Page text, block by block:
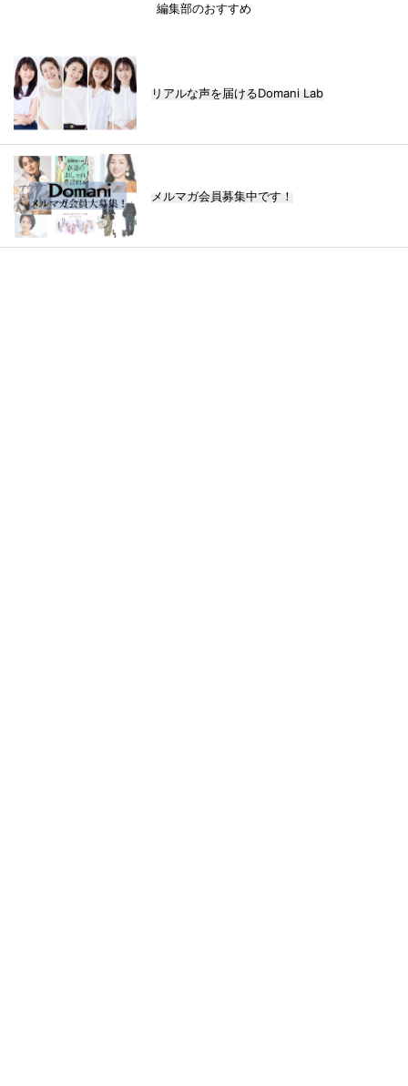
編集部のおすすめ
リアルな声を届けるDomani Lab
メルマガ会員募集中です！